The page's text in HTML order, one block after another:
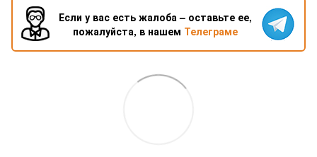
Если у вас есть жалоба – оставьте ее,
пожалуйста, в нашем Телеграме